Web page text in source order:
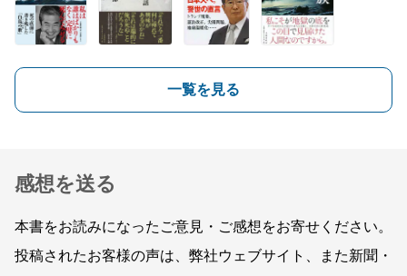
一覧を見る
感想を送る
本書をお読みになったご意見・ご感想をお寄せください。
投稿されたお客様の声は、弊社ウェブサイト、また新聞・